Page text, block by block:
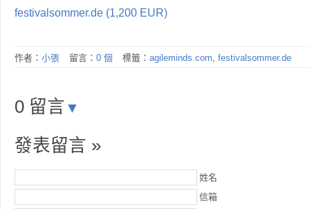
festivalsommer.de (1,200 EUR)
作者： 小張 留言： 0 個 標籤： agileminds.com, festivalsommer.de
0 留言 ▼
發表留言 »
姓名
信箱